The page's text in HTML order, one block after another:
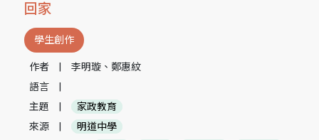
回家
學生創作
作者
李明璇、鄭惠紋
語言
主題
家政教育
來源
明道中學